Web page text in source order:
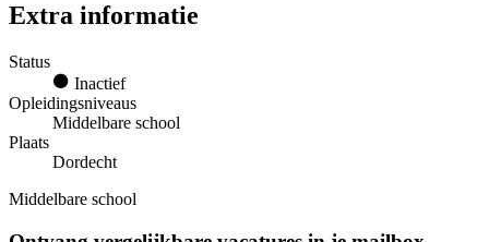
Extra informatie
Status
Inactief
Opleidingsniveaus
Middelbare school
Plaats
Dordecht
Middelbare school